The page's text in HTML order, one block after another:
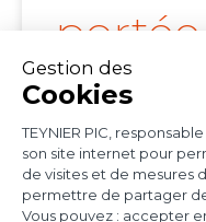
Les juridictions
toutes les
(CJUE,